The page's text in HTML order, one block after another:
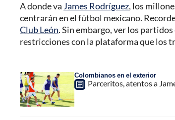
A donde va James Rodríguez, los
centrarán en el fútbol mexicano.
Club León. Sin embargo, ver los
restricciones con la plataforma que los
Colombianos en el exterior
Parceritos, atentos a